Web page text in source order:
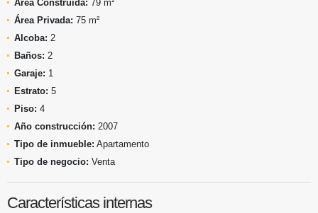
Área Construida: 79 m²
Área Privada: 75 m²
Alcoba: 2
Baños: 2
Garaje: 1
Estrato: 5
Piso: 4
Año construcción: 2007
Tipo de inmueble: Apartamento
Tipo de negocio: Venta
Características internas